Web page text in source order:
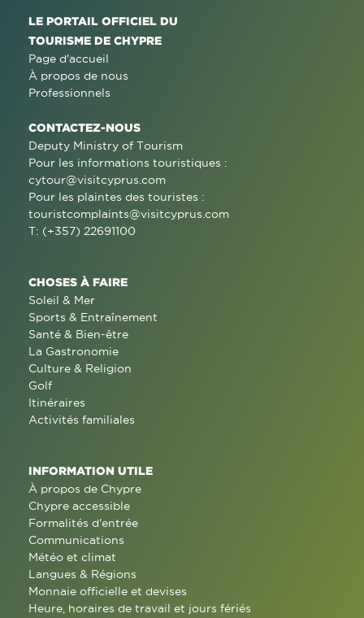
LE PORTAIL OFFICIEL DU
TOURISME DE CHYPRE
Page d'accueil
À propos de nous
Professionnels
CONTACTEZ-NOUS
Deputy Ministry of Tourism
Pour les informations touristiques :
cytour@visitcyprus.com
Pour les plaintes des touristes :
touristcomplaints@visitcyprus.com
T: (+357) 22691100
CHOSES À FAIRE
Soleil & Mer
Sports & Entraînement
Santé & Bien-être
La Gastronomie
Culture & Religion
Golf
Itinéraires
Activités familiales
INFORMATION UTILE
À propos de Chypre
Chypre accessible
Formalités d'entrée
Communications
Météo et climat
Langues & Régions
Monnaie officielle et devises
Heure, horaires de travail et jours fériés